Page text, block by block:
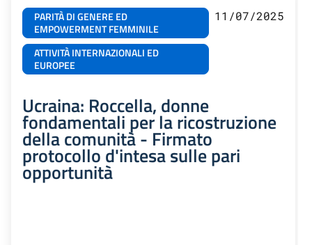
PARITÀ DI GENERE ED
EMPOWERMENT FEMMINILE
ATTIVITÀ INTERNAZIONALI ED
EUROPEE
11/07/2025
Ucraina: Roccella, donne
fondamentali per la ricostruzione
della comunità - Firmato
protocollo d'intesa sulle pari
opportunità